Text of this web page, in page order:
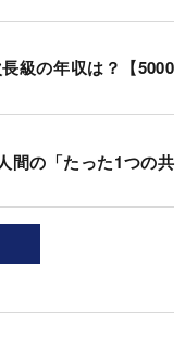
級の年収は？【5000
間の「たった1つの共